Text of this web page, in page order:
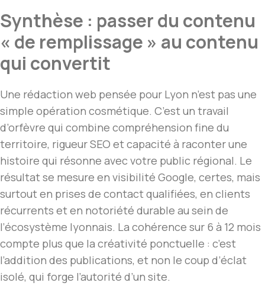
Synthèse : passer du contenu
« de remplissage » au contenu
qui convertit
Une rédaction web pensée pour Lyon n’est pas une
simple opération cosmétique. C’est un travail
d’orfèvre qui combine compréhension fine du
territoire, rigueur SEO et capacité à raconter une
histoire qui résonne avec votre public régional. Le
résultat se mesure en visibilité Google, certes, mais
surtout en prises de contact qualifiées, en clients
récurrents et en notoriété durable au sein de
l’écosystème lyonnais. La cohérence sur 6 à 12 mois
compte plus que la créativité ponctuelle : c’est
l’addition des publications, et non le coup d’éclat
isolé, qui forge l’autorité d’un site.